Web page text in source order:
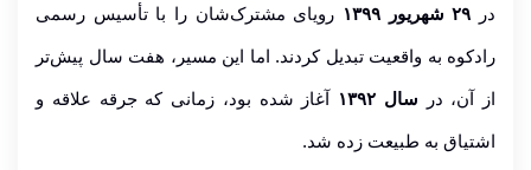
در ۲۹ شهریور ۱۳۹۹ رویای مشترک‌شان را با تأسیس رسمی
رادکوه به واقعیت تبدیل کردند. اما این مسیر، هفت سال پیش‌تر
از آن، در سال ۱۳۹۲ آغاز شده بود، زمانی که جرقه علاقه و
اشتیاق به طبیعت زده شد.